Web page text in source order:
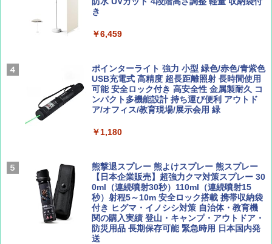
￥1,540
AIRLINE（エアライン）2026年9月号【特
￥1,760
球の歩き方A ヨーロッパ
￥2,479
A26 地球の歩き方 チェコ ポーランド スロヴ
￥2,277
テント ワンタッチ RENEW 幅200 2-3人用 43
￥5,999
[キャンパーズコレクション 山善] 傘みたいに
広げるだけ パッとサッとテント ブラックコ
簡単設置 ポップアップテント エクルベージ
￥9,990
[キャンパーズコレクション 山善] 傘みたいに
広げるだけ パッとサッとテント キューブワ
イド ブラックコーティング フルクローズ メ
ッシュ 4人用 簡単設置 ポップアップテント P
ATCW-150B エクルベージュ
き
￥6,459
ポインターライト 強力 小型 緑色/赤色/青紫色
USB充電式 高精度 超長距離照射 長時間使用
可能 安全ロック付き 高安全性 金属製耐久 コ
ンパクト多機能設計 持ち運び便利 アウトド
ア/オフィス/教育現場/展示会用 緑
￥1,180
熊撃退スプレー 熊よけスプレー 熊スプレー
【日本企業販売】超強力クマ対策スプレー 30
0ml（連続噴射30秒）110ml（連続噴射15
秒）射程5～10m 安全ロック搭載 携帯収納袋
付き ヒグマ・イノシシ対策 自治体・教育機
関の購入実績 登山・キャンプ・アウトドア・
防災用品 長期保存可能 緊急時用 日本国内発
送